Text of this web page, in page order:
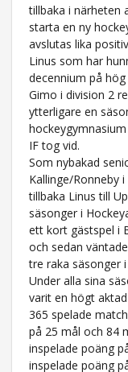
tillbaka i närheten
starta en ny
avslutas lika
Linus som har
decennium på
Gimo i division 2
ytterligare en
IF tog vid.
Som nybakad
Kallinge/Ronneby
tillbaka Linus till
säsonger i
ett kort gästspel i
och sedan
tre raka säsonger
Under alla sina
varit en högt
365 spelade
på 25 mål och 84
inspelade poäng
inspelade poäng